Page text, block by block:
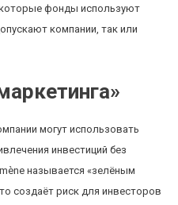
фонды используют
компании, так или
могут использовать
инвестиций без
называется «зелёным
создаёт риск для инвесторов